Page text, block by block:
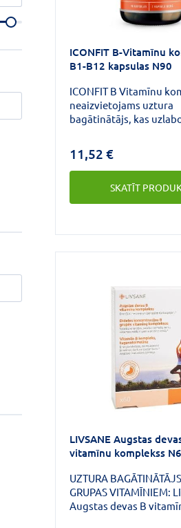
ICONFIT B-Vitamīnu
B1-B12 kapsulas N90
ICONFIT B Vitamīnu komplekss ir
neaizvietojams uztura
bagātinātājs, kas
komplekss ir speciāli
sniegtu jums tieši tos B
vitamīnus, kas
organismam.
11,52 €
SKATĪT
LIVSANE Augstas
vitamīnu komplekss
UZTURA
GRUPAS VITAMĪNIEM:
Augstas devas B